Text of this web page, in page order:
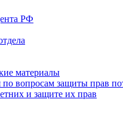
РФ
материалы
по вопросам защиты прав
и защите их прав